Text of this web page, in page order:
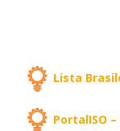
Lista
PortalISO